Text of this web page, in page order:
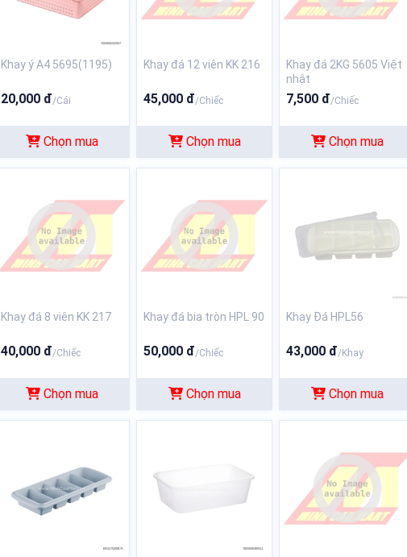
Khay ý A4 5695(1195)
20,000 đ/Cái
Chọn mua
Khay đá 12 viên KK 216
45,000 đ/Chiếc
Chọn mua
Khay đá 2KG 5605 Việt
nhật
7,500 đ/Chiếc
Chọn mua
Khay đá 8 viên KK 217
40,000 đ/Chiếc
Chọn mua
Khay đá bia tròn HPL 90
50,000 đ/Chiếc
Chọn mua
Khay Đá HPL56
43,000 đ/Khay
Chọn mua